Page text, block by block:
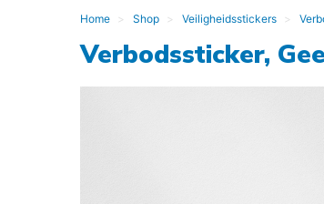
Home Shop Veiligheidsstickers
Verbodssticker,